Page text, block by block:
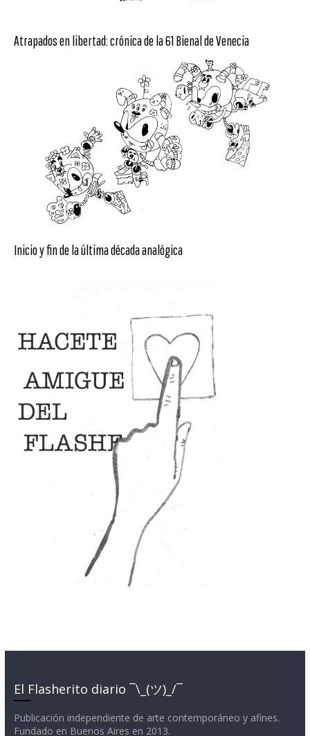
Atrapados en libertad: crónica de la 61 Bienal de Venecia
Inicio y fin de la última década analógica
El Flasherito diario ¯\_(ツ)_/¯
Publicación independiente de arte contemporáneo y afines.
Fundado en Buenos Aires en 2013.